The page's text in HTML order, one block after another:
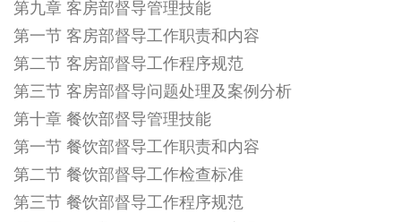
第九章 客房部督导管理技能
第一节 客房部督导工作职责和内容
第二节 客房部督导工作程序规范
第三节 客房部督导问题处理及案例分析
第十章 餐饮部督导管理技能
第一节 餐饮部督导工作职责和内容
第二节 餐饮部督导工作检查标准
第三节 餐饮部督导工作程序规范